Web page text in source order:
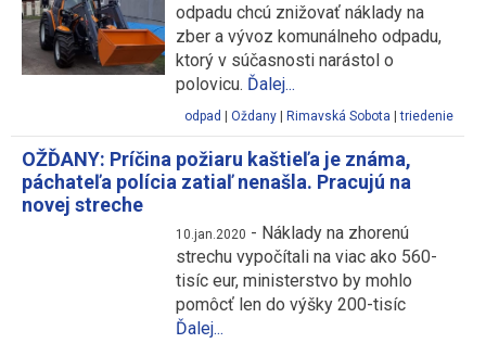
odpadu chcú znižovať náklady na
zber a vývoz komunálneho odpadu,
ktorý v súčasnosti narástol o
polovicu. Ďalej...
odpad Oždany Rimavská Sobota |triedenie
OŽĎANY: Príčina požiaru kaštieľa je známa,
páchateľa polícia zatiaľ nenašla. Pracujú na
novej streche
10.jan.2020 - Náklady na zhorenú
strechu vypočítali na viac ako 560-
tisíc eur, ministerstvo by mohlo
pomôcť len do výšky 200-tisíc
Ďalej...